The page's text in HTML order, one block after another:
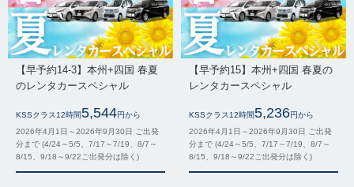
【早予約14-3】本州+四国 春夏
のレンタカースペシャル
KSSクラス12時間5,544円から
2026年4月1日～2026年9月30日 ご出発
分まで (4/24～5/5、7/17～7/19、8/7～
8/15、9/18～9/22ご出発分は除く)
【早予約15】本州+四国 春夏の
レンタカースペシャル
KSSクラス12時間5,236円から
2026年4月1日～2026年9月30日 ご出発
分まで (4/24～5/5、7/17～7/19、8/7～
8/15、9/18～9/22ご出発分は除く)